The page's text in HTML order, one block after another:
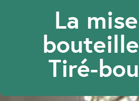
La
Tiré-